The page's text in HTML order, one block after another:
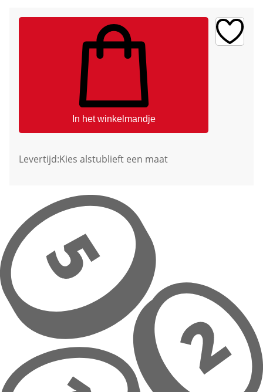
In het winkelmandje
Levertijd:Kies alstublieft een maat